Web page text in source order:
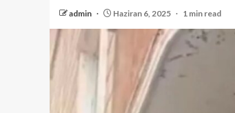
admin Haziran 6, 2025 1 min read